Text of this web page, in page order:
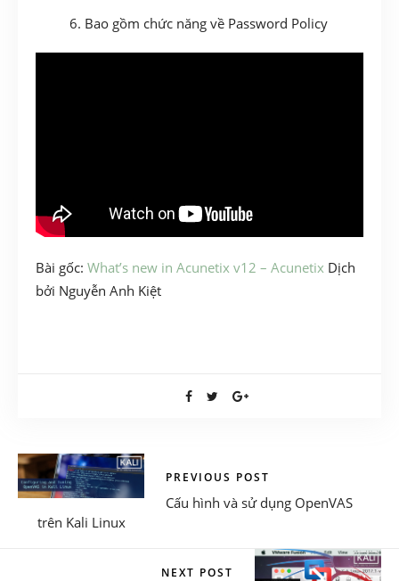
Bao gồm chức năng về Password Policy
Bài gốc: What’s new in Acunetix v12 – Acunetix Dịch
bởi Nguyễn Anh Kiệt
PREVIOUS POST
Cấu hình và sử dụng OpenVAS
trên Kali Linux
NEXT POST